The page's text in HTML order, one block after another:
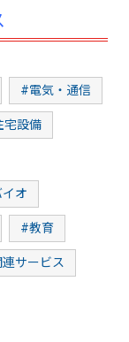
#電気・通信
宅設備
オ
#教育
サービス